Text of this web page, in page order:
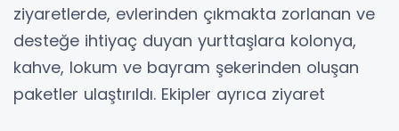
ziyaretlerde, evlerinden çıkmakta zorlanan ve
desteğe ihtiyaç duyan yurttaşlara kolonya,
kahve, lokum ve bayram şekerinden oluşan
paketler ulaştırıldı. Ekipler ayrıca ziyaret